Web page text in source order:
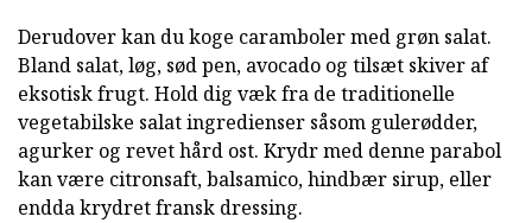
Derudover kan du koge caramboler med grøn salat.
Bland salat, løg, sød pen, avocado og tilsæt skiver af
eksotisk frugt. Hold dig væk fra de traditionelle
vegetabilske salat ingredienser såsom gulerødder,
agurker og revet hård ost. Krydr med denne parabol
kan være citronsaft, balsamico, hindbær sirup, eller
endda krydret fransk dressing.